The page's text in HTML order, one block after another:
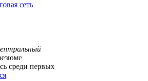
сеть
среди первых